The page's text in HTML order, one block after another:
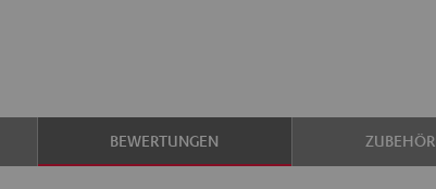
BEWERTUNGEN ZUBEHÖR